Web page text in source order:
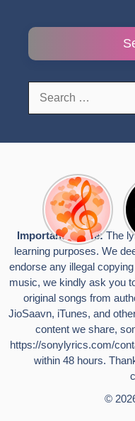
Top 10
Romantic
Hindi
Songs
Lyrics That
Touch the
Heart
Important Notice:The
learning purposes. We
endorse any illegal
music, we kindly ask you
original songs from
JioSaavn, iTunes, and
content we share,
https://sonylyrics.com/
within 48 hours.
©